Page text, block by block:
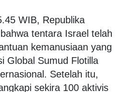
WIB, Republika
tentara Israel telah
kemanusiaan yang
Global Sumud Flotilla
Setelah itu,
sekira 100 aktivis